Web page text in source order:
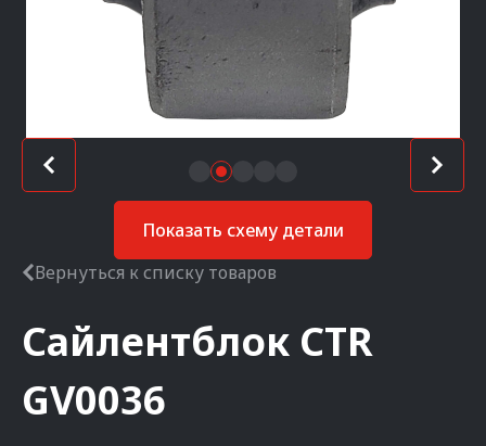
Показать схему детали
Вернуться к списку товаров
Сайлентблок CTR
GV0036